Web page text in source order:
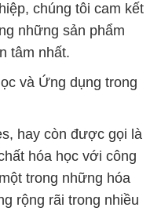
chúng tôi cam kết
những sản phẩm
tâm nhất.
và Ứng dụng trong
hay còn được gọi là
hóa học với công
trong những hóa
rộng rãi trong nhiều